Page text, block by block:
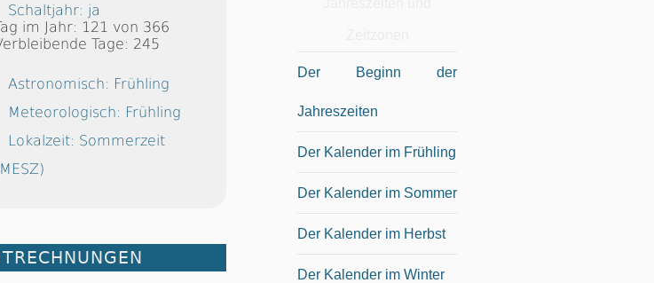
Schaltjahr: ja
im Jahr: 121 von 366
Tage: 245
Astronomisch: Frühling
Meteorologisch: Frühling
Lokalzeit: Sommerzeit
Der Beginn der
Jahreszeiten
Der Kalender im Frühling
Der Kalender im Sommer
Der Kalender im Herbst
Der Kalender im Winter